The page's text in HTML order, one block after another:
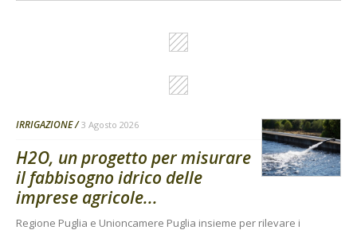
IRRIGAZIONE 3 Agosto 2026
H2O, un progetto per misurare
il fabbisogno idrico delle
imprese agricole...
Regione Puglia e Unioncamere Puglia insieme per rilevare i